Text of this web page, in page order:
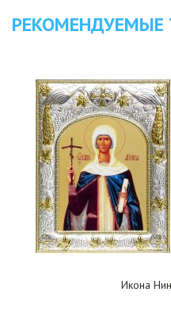
РЕКОМЕНДУЕМЫЕ
Икона